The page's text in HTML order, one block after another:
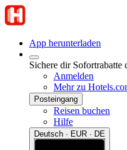
App herunterladen
Sichere dir
Anmelden
Mehr zu
Posteingang
Reisen buchen
Hilfe
Deutsch · EUR · DE